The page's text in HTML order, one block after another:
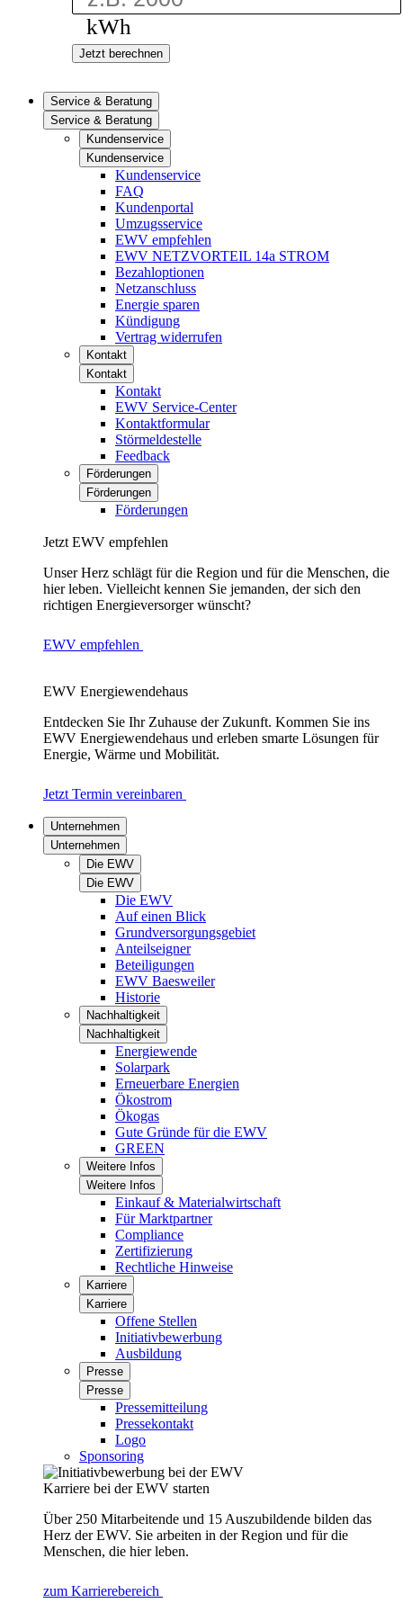
kWh
Jetzt berechnen
Service & Beratung
Service & Beratung
Kundenservice
Kundenservice
Kundenservice
FAQ
Kundenportal
Umzugsservice
EWV empfehlen
EWV NETZVORTEIL 14a STROM
Bezahloptionen
Netzanschluss
Energie sparen
Kündigung
Vertrag widerrufen
Kontakt
Kontakt
Kontakt
EWV Service-Center
Kontaktformular
Störmeldestelle
Feedback
Förderungen
Förderungen
Förderungen
Jetzt EWV empfehlen
Unser Herz schlägt für die Region und für die Menschen, die
hier leben. Vielleicht kennen Sie jemanden, der sich den
richtigen Energieversorger wünscht?
EWV empfehlen
EWV Energiewendehaus
Entdecken Sie Ihr Zuhause der Zukunft. Kommen Sie ins
EWV Energiewendehaus und erleben smarte Lösungen für
Energie, Wärme und Mobilität.
Jetzt Termin vereinbaren
Unternehmen
Unternehmen
Die EWV
Die EWV
Die EWV
Auf einen Blick
Grundversorgungsgebiet
Anteilseigner
Beteiligungen
EWV Baesweiler
Historie
Nachhaltigkeit
Nachhaltigkeit
Energiewende
Solarpark
Erneuerbare Energien
Ökostrom
Ökogas
Gute Gründe für die EWV
GREEN
Weitere Infos
Weitere Infos
Einkauf & Materialwirtschaft
Für Marktpartner
Compliance
Zertifizierung
Rechtliche Hinweise
Karriere
Karriere
Offene Stellen
Initiativbewerbung
Ausbildung
Presse
Presse
Pressemitteilung
Pressekontakt
Logo
Sponsoring
Karriere bei der EWV starten
Über 250 Mitarbeitende und 15 Auszubildende bilden das
Herz der EWV. Sie arbeiten in der Region und für die
Menschen, die hier leben.
zum Karrierebereich